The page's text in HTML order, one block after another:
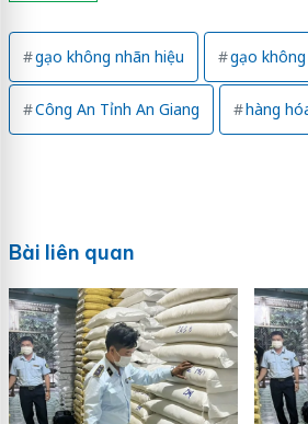
gạo không nhãn hiệu gạo
Công An Tỉnh An Giang hàng
Bài liên quan